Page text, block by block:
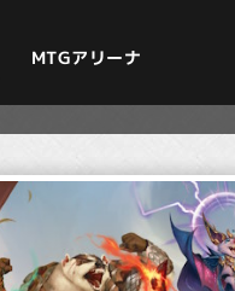
MTGアリーナ